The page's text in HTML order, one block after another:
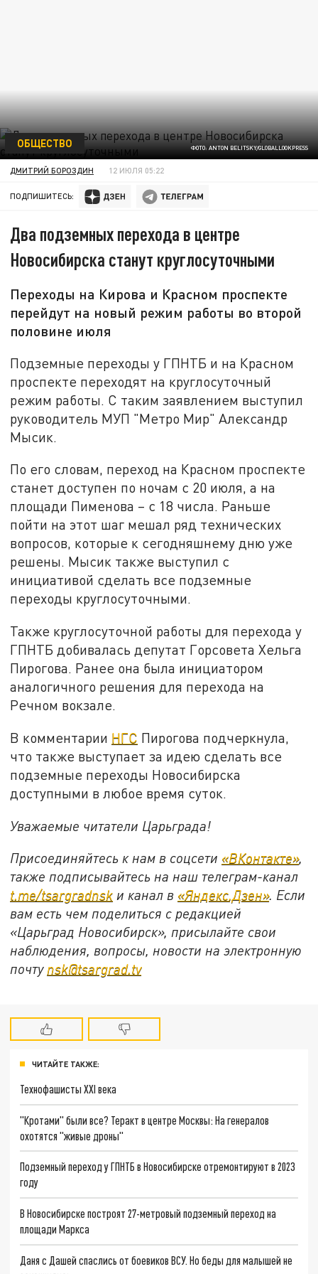
ФОТО: ANTON BELITSKY/GLOBALLOOKPRESS
ОБЩЕСТВО
ДМИТРИЙ БОРОЗДИН 12 ИЮЛЯ 05:22
ПОДПИШИТЕСЬ:
Два подземных перехода в центре
Новосибирска станут круглосуточными
Переходы на Кирова и Красном проспекте
перейдут на новый режим работы во второй
половине июля
Подземные переходы у ГПНТБ и на Красном
проспекте переходят на круглосуточный
режим работы. С таким заявлением выступил
руководитель МУП "Метро Мир" Александр
Мысик.
По его словам, переход на Красном проспекте
станет доступен по ночам с 20 июля, а на
площади Пименова – с 18 числа. Раньше
пойти на этот шаг мешал ряд технических
вопросов, которые к сегодняшнему дню уже
решены. Мысик также выступил с
инициативой сделать все подземные
переходы круглосуточными.
Также круглосуточной работы для перехода у
ГПНТБ добивалась депутат Горсовета Хельга
Пирогова. Ранее она была инициатором
аналогичного решения для перехода на
Речном вокзале.
В комментарии НГС Пирогова подчеркнула,
что также выступает за идею сделать все
подземные переходы Новосибирска
доступными в любое время суток.
Уважаемые читатели Царьграда!
Присоединяйтесь к нам в соцсети «ВКонтакте»,
также подписывайтесь на наш телеграм-канал
t.me/tsargradnsk и канал в «Яндекс.Дзен». Если
вам есть чем поделиться с редакцией
«Царьград Новосибирск», присылайте свои
наблюдения, вопросы, новости на электронную
почту nsk@tsargrad.tv
ЧИТАЙТЕ ТАКЖЕ:
Технофашисты XXI века
"Кротами" были все? Теракт в центре Москвы: На генералов
охотятся "живые дроны"
Подземный переход у ГПНТБ в Новосибирске отремонтируют в 2023
году
В Новосибирске построят 27-метровый подземный переход на
площади Маркса
Даня с Дашей спаслись от боевиков ВСУ. Но беды для малышей не